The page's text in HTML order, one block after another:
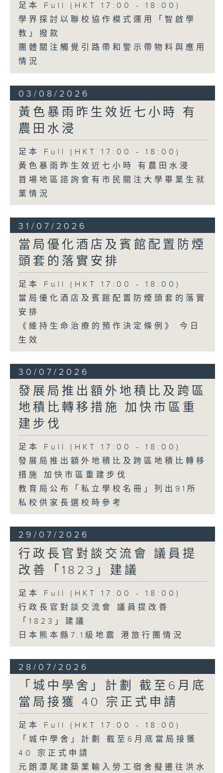
足本 Full (HKT 17:00 - 18:00)
學界探討以聯校協作模式運用「智啟學
教」撥款
團體關注觸覺引路帶和警示帶物料與應用
情況
03/08/2026
黃色暴雨昨生效近七小時 有
農田水浸
足本 Full (HKT 17:00 - 18:00)
黃色暴雨昨生效近七小時 有農田水浸
首場地區諮詢會有市民關注大學畢業生就
業情況
31/07/2026
當局優化酒店及賓館配置防煙
頭套的落實安排
足本 Full (HKT 17:00 - 18:00)
當局優化酒店及賓館配置防煙頭套的落實
安排
《維持生命治療的預作決定條例》 今日
生效
30/07/2026
發展局推出額外地積比及跨區
地積比轉移措施 加快市區重
建步伐
足本 Full (HKT 17:00 - 18:00)
發展局推出額外地積比及跨區地積比轉移
措施 加快市區重建步伐
教育局公布「私立學校名冊」列出91所
私校供家長選校時參考
29/07/2026
行政長官對談交流會 議員提
改善「1823」建議
足本 Full (HKT 17:00 - 18:00)
行政長官對談交流會 議員提改善
「1823」建議
日本熊本縣7.1級地震 港旅行團情況
28/07/2026
「城中學舍」計劃 截至6月底
當局接獲 40 宗正式申請
足本 Full (HKT 17:00 - 18:00)
「城中學舍」計劃 截至6月底當局接獲
40 宗正式申請
元朗潭尾建築業輸入勞工宿舍擬遷往洪水